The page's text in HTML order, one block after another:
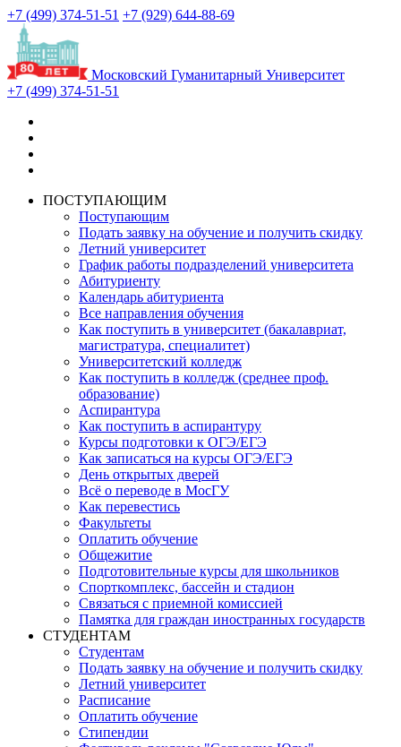
+7 (499) 374-51-51 +7 (929) 644-88-69
Московский Гуманитарный Университет
+7 (499) 374-51-51
ПОСТУПАЮЩИМ
Поступающим
Подать заявку на обучение и получить скидку
Летний университет
График работы подразделений университета
Абитуриенту
Календарь абитуриента
Все направления обучения
Как поступить в университет (бакалавриат,
магистратура, специалитет)
Университетский колледж
Как поступить в колледж (среднее проф.
образование)
Аспирантура
Как поступить в аспирантуру
Курсы подготовки к ОГЭ/ЕГЭ
Как записаться на курсы ОГЭ/ЕГЭ
День открытых дверей
Всё о переводе в МосГУ
Как перевестись
Факультеты
Оплатить обучение
Общежитие
Подготовительные курсы для школьников
Спорткомплекс, бассейн и стадион
Связаться с приемной комиссией
Памятка для граждан иностранных государств
СТУДЕНТАМ
Студентам
Подать заявку на обучение и получить скидку
Летний университет
Расписание
Оплатить обучение
Стипендии